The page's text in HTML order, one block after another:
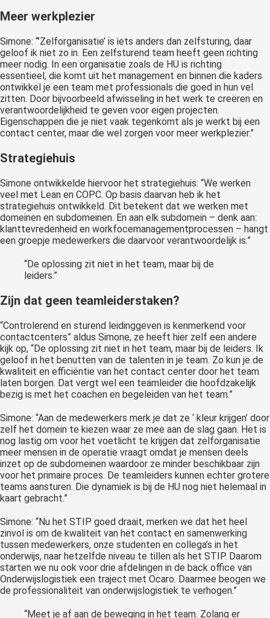
Meer werkplezier
Simone: “’Zelforganisatie’ is iets anders dan zelfsturing, daar
geloof ik niet zo in. Een zelfsturend team heeft geen richting
meer nodig. In een organisatie zoals de HU is richting
essentieel, die komt uit het management en binnen die kaders
ontwikkel je een team met professionals die goed in hun vel
zitten. Door bijvoorbeeld afwisseling in het werk te creëren en
verantwoordelijkheid te geven voor eigen projecten.
Eigenschappen die je niet vaak tegenkomt als je werkt bij een
contact center, maar die wel zorgen voor meer werkplezier.”
Strategiehuis
Simone ontwikkelde hiervoor het strategiehuis: “We werken
veel met Lean en COPC. Op basis daarvan heb ik het
strategiehuis ontwikkeld. Dit betekent dat we werken met
domeinen en subdomeinen. En aan elk subdomein – denk aan:
klanttevredenheid en workfocemanagementprocessen – hangt
een groepje medewerkers die daarvoor verantwoordelijk is.”
“De oplossing zit niet in het team, maar bij de
leiders.”
Zijn dat geen teamleiderstaken?
“Controlerend en sturend leidinggeven is kenmerkend voor
contactcenters” aldus Simone, ze heeft hier zelf een andere
kijk op, “De oplossing zit niet in het team, maar bij de leiders. Ik
geloof in het benutten van de talenten in je team. Zo kun je de
kwaliteit en efficiëntie van het contact center door het team
laten borgen. Dat vergt wel een teamleider die hoofdzakelijk
bezig is met het coachen en begeleiden van het team.”
Simone: “Aan de medewerkers merk je dat ze ‘ kleur krijgen’ door
zelf het domein te kiezen waar ze mee aan de slag gaan. Het is
nog lastig om voor het voetlicht te krijgen dat zelforganisatie
meer mensen in de operatie vraagt omdat je mensen deels
inzet op de subdomeinen waardoor ze minder beschikbaar zijn
voor het primaire proces. De teamleiders kunnen echter grotere
teams aansturen. Die dynamiek is bij de HU nog niet helemaal in
kaart gebracht.”
Simone: “Nu het STIP goed draait, merken we dat het heel
zinvol is om de kwaliteit van het contact en samenwerking
tussen medewerkers, onze studenten en collega’s in het
onderwijs, naar hetzelfde niveau te tillen als het STIP. Daarom
starten we nu ook voor drie afdelingen in de back office van
Onderwijslogistiek een traject met Ocaro. Daarmee beogen we
de professionaliteit van onderwijslogistiek te verhogen.”
“Meet je af aan de beweging in het team. Zolang er